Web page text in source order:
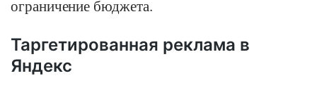
ограничение бюджета.
Таргетированная реклама в
Яндекс